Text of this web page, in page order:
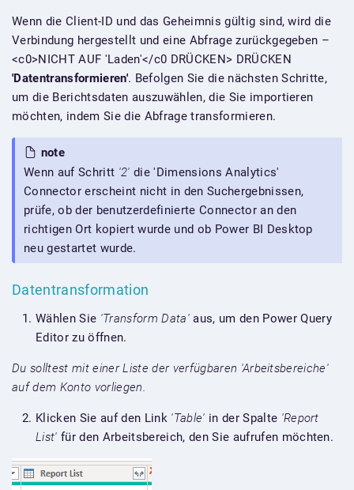
Wenn die Client-ID und das Geheimnis gültig sind, wird die
Verbindung hergestellt und eine Abfrage zurückgegeben –
<c0>NICHT AUF 'Laden'</c0 DRÜCKEN> DRÜCKEN
'Datentransformieren'. Befolgen Sie die nächsten Schritte,
um die Berichtsdaten auszuwählen, die Sie importieren
möchten, indem Sie die Abfrage transformieren.
note
Wenn auf Schritt '2' die 'Dimensions Analytics'
Connector erscheint nicht in den Suchergebnissen,
prüfe, ob der benutzerdefinierte Connector an den
richtigen Ort kopiert wurde und ob Power BI Desktop
neu gestartet wurde.
Datentransformation
Wählen Sie 'Transform Data'aus, um den Power Query
Editor zu öffnen.
Du solltest mit einer Liste der verfügbaren 'Arbeitsbereiche'
auf dem Konto vorliegen.
Klicken Sie auf den Link 'Table' in der Spalte 'Report
List' für den Arbeitsbereich, den Sie aufrufen möchten.